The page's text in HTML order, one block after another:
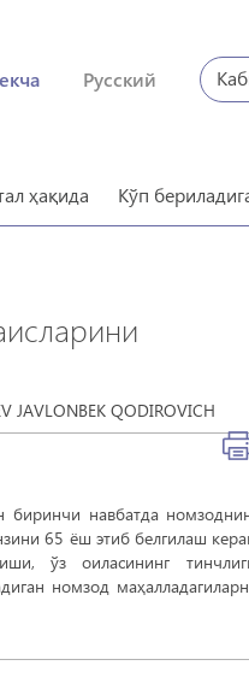
Русский
ҳақида Кўп
JAVLONBEK QODIROVICH
биринчи навбатда
65 ёш этиб белгилаш
ўз оиласининг
номзод